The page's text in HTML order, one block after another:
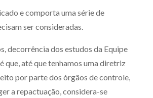
e comporta uma série de
ser consideradas.
decorrência dos estudos da Equipe
que, até que tenhamos uma diretriz
por parte dos órgãos de controle,
a repactuação, considera-se